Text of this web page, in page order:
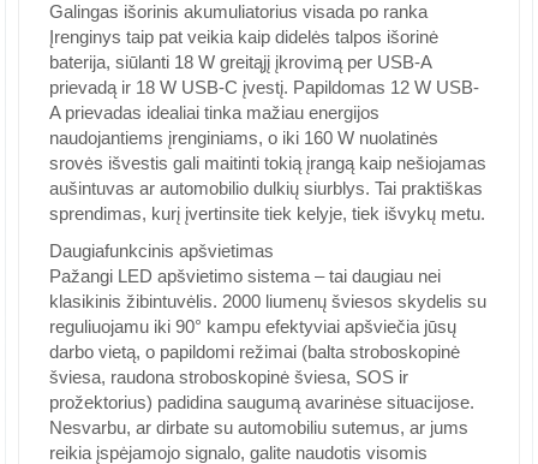
Galingas išorinis akumuliatorius visada po ranka
Įrenginys taip pat veikia kaip didelės talpos išorinė
baterija, siūlanti 18 W greitąjį įkrovimą per USB-A
prievadą ir 18 W USB-C įvestį. Papildomas 12 W USB-
A prievadas idealiai tinka mažiau energijos
naudojantiems įrenginiams, o iki 160 W nuolatinės
srovės išvestis gali maitinti tokią įrangą kaip nešiojamas
aušintuvas ar automobilio dulkių siurblys. Tai praktiškas
sprendimas, kurį įvertinsite tiek kelyje, tiek išvykų metu.
Daugiafunkcinis apšvietimas
Pažangi LED apšvietimo sistema – tai daugiau nei
klasikinis žibintuvėlis. 2000 liumenų šviesos skydelis su
reguliuojamu iki 90° kampu efektyviai apšviečia jūsų
darbo vietą, o papildomi režimai (balta stroboskopinė
šviesa, raudona stroboskopinė šviesa, SOS ir
prožektorius) padidina saugumą avarinėse situacijose.
Nesvarbu, ar dirbate su automobiliu sutemus, ar jums
reikia įspėjamojo signalo, galite naudotis visomis